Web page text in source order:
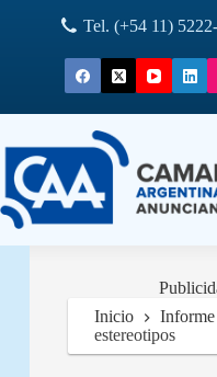
Tel. (+54 11)
Inicio Informe
estereotipos